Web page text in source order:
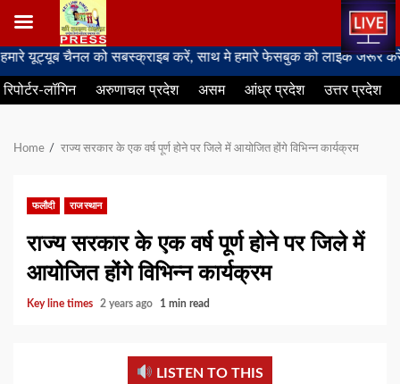
Skip
to
content
चैनल को सबस्क्राइब करें, साथ मे हमारे फेसबुक को लाइक जरूर करें
रिपोर्टर-लॉगिन अरुणाचल प्रदेश असम आंध्र प्रदेश उत्तर प्रदेश
Home राज्य सरकार के एक वर्ष पूर्ण होने पर जिले में आयोजित होंगे विभिन्न कार्यक्रम
फलौदी राजस्थान
राज्य सरकार के एक वर्ष पूर्ण होने पर जिले में
आयोजित होंगे विभिन्न कार्यक्रम
Key line times 2 years ago 1 min read
LISTEN TO THIS